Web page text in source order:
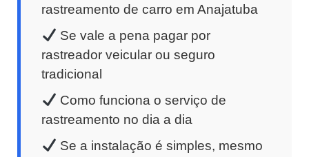
rastreamento de carro em Anajatuba
Se vale a pena pagar por
rastreador veicular ou seguro
tradicional
Como funciona o serviço de
rastreamento no dia a dia
Se a instalação é simples, mesmo